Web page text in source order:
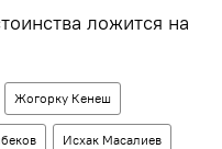
ложится на
Жогорку Кенеш
Исхак Масалиев